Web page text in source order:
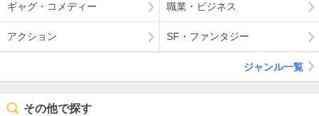
ギャグ・コメディー 職業・ビジネス
アクション SF・ファンタジー
ジャンル一覧
その他で探す